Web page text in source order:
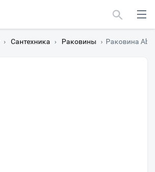
› Сантехника › Раковины › Раковина